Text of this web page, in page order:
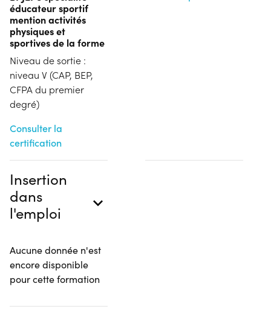
éducateur sportif
mention activités
physiques et
sportives de la forme
Niveau de sortie :
niveau V (CAP, BEP,
CFPA du premier
degré)
Consulter la
certification
Insertion
dans
l'emploi
Aucune donnée n'est
encore disponible
pour cette formation